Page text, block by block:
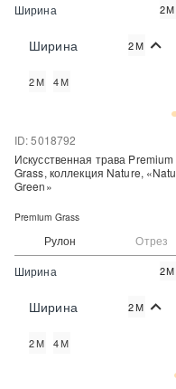
Цена:
Ширина 2М
Ширина 2М
2М 4М
Рулон Отрез
ID: 5018792
Цена:
Искусственная трава Premium
Grass, коллекция Nature, «Nature 7
Green»
Premium Grass
Ширина 2М
Ширина 2М
2М 4М